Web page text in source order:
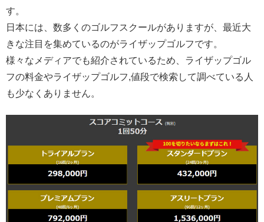
す。
日本には、数多くのゴルフスクールがありますが、最近大
きな注目を集めているのがライザップゴルフです。
様々なメディアでも紹介されているため、ライザップゴル
フの料金やライザップゴルフ,値段で検索して調べている人
も少なくありません。